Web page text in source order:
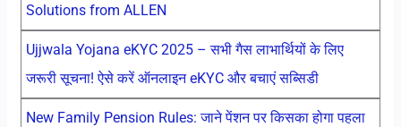
Solutions from ALLEN
Ujjwala Yojana eKYC 2025 – सभी गैस लाभार्थियों के लिए
जरूरी सूचना! ऐसे करें ऑनलाइन eKYC और बचाएं सब्सिडी
New Family Pension Rules: जाने पेंशन पर किसका होगा पहला